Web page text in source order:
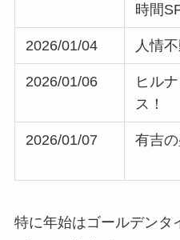
時間
2026/01/04 人情
2026/01/06
ヒル
ス！
2026/01/07 有吉
特に年始はゴールデンタ